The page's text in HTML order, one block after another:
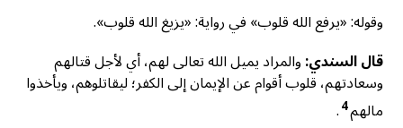
وقوله: «يرفع الله قلوب» في رواية: «يزيغ الله قلوب».
قال السندي:والمراد يميل الله تعالى لهم، أي لأجل قتالهم
وسعادتهم، قلوب أقوام عن الإيمان إلى الكفر؛ ليقاتلوهم، ويأخذوا
مالهم4
.